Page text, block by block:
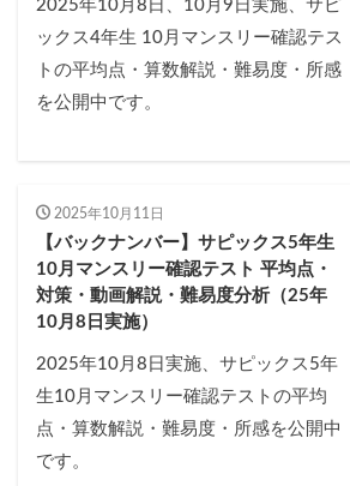
2025年10月8日、10月9日実施、サピ
ックス4年生 10月マンスリー確認テス
トの平均点・算数解説・難易度・所感
を公開中です。
2025年10月11日
【バックナンバー】サピックス5年生
10月マンスリー確認テスト 平均点・
対策・動画解説・難易度分析（25年
10月8日実施）
2025年10月8日実施、サピックス5年
生10月マンスリー確認テストの平均
点・算数解説・難易度・所感を公開中
です。
TopGun特訓 コベツバ過去問動画解説